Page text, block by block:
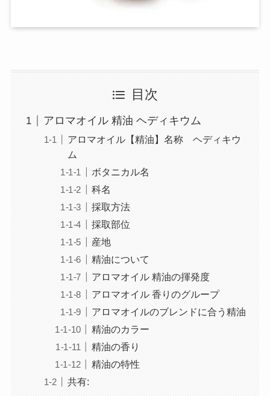
目次
アロマオイル 精油 ヘディキウム
アロマオイル【精油】名称 ヘディキウ
ム
ボタニカル名
科名
採取方法
採取部位
産地
精油について
アロマオイル 精油の揮発度
アロマオイル 香りのグループ
アロマオイルのブレンドに合う精油
精油のカラー
精油の香り
精油の特性
共有: